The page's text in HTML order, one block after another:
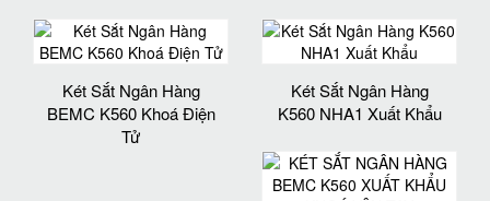
Két Sắt Ngân Hàng
BEMC K560 Khoá Điện
Tử
Két Sắt Ngân Hàng
K560 NHA1 Xuất Khẩu